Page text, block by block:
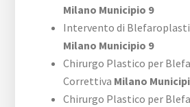
Milano Municipio 9
Intervento di
Milano Municipio 9
Chirurgo Plastico per
Correttiva Milano
Chirurgo Plastico per